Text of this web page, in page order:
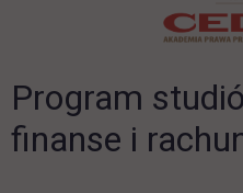
link otwiera się w nowej karcie
Program
finanse i